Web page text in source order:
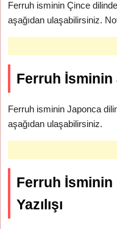
Ferruh isminin Çince
aşağıdan ulaşabilirsiniz.
Ferruh İsminin
Ferruh isminin Japonca
aşağıdan ulaşabilirsiniz.
Ferruh İsminin
Yazılışı